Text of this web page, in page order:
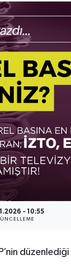
- 10:55
düzenlediği